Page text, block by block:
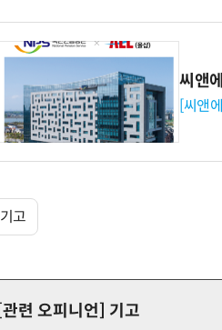
씨앤
[씨앤
기고
[관련 오피니언]
기고